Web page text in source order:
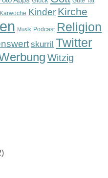
Karwoche Kinder Kirche
Musik Podcast Religion
skurril Twitter
Witzig